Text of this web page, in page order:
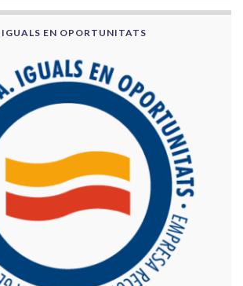
IGUALS EN OPORTUNITATS